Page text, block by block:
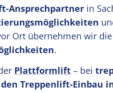
Ansprechpartner in
Ort übernehmen wir die
.
Plattformlift – bei
Treppenlift-Einbau